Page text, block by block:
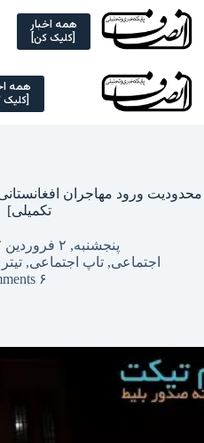
Skip
content
همه اخبار
[کلیک کن]
همه
[کلیک
محدودیت ورود مهاجران
تکمیلی]
پنجشنبه, ۲ فروردین ۱۳۹۷ – ۱۳:۰۷
اجتماعی, تاپ اجتماعی,
۶ Comments